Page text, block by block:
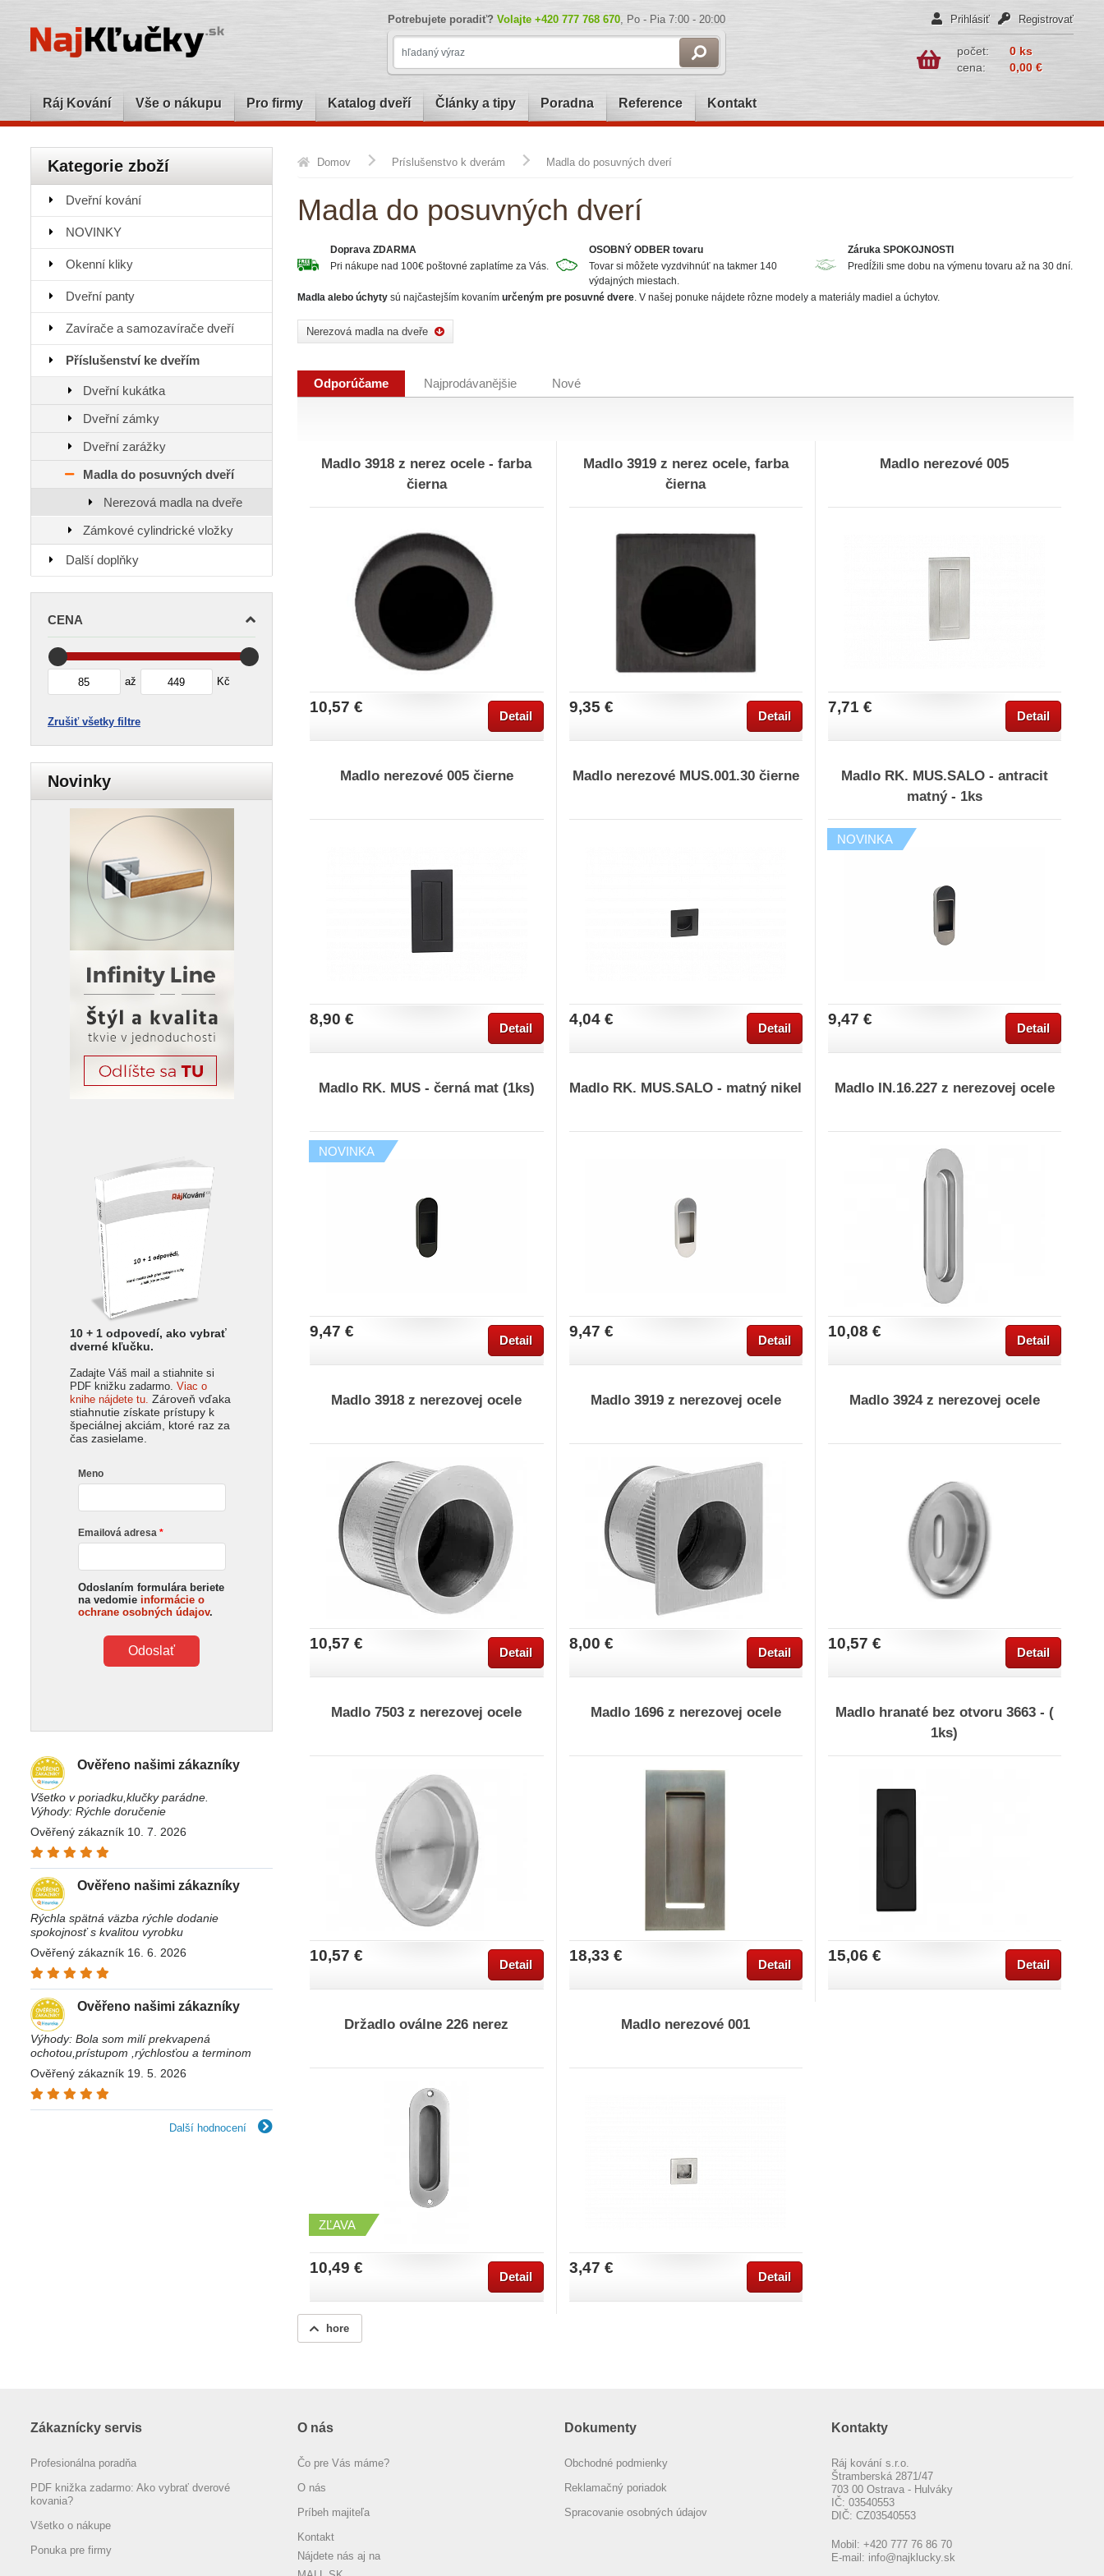
Potrebujete poradiť? Volajte +420 777 768 670, Po - Pia 7:00 - 20:00 Prihlásiť Registrovať
počet:
0 ks
cena:
0,00 €
Ráj Kování Vše o nákupu Pro firmy Katalog dveří Články a tipy Poradna Reference Kontakt
Kategorie zboží
Dveřní kování
NOVINKY
Okenní kliky
Dveřní panty
Zavírače a samozavírače dveří
Příslušenství ke dveřím
Dveřní kukátka
Dveřní zámky
Dveřní zarážky
Madla do posuvných dveří
Nerezová madla na dveře
Zámkové cylindrické vložky
Další doplňky
CENA
až Kč
Zrušiť všetky filtre
Novinky
10 + 1 odpovedí, ako vybrať
dverné kľučku.
Zadajte Váš mail a stiahnite si
PDF knižku zadarmo. Viac o
knihe nájdete tu. Zároveň vďaka
stiahnutie získate prístupy k
špeciálnej akciám, ktoré raz za
čas zasielame.
Meno
Emailová adresa
Odoslaním formulára beriete
na vedomie informácie o
ochrane osobných údajov.
Odoslať
Ověřeno našimi zákazníky
Všetko v poriadku,klučky parádne.
Výhody: Rýchle doručenie
Ověřený zákazník 10. 7. 2026
Ověřeno našimi zákazníky
Rýchla spätná väzba rýchle dodanie
spokojnosť s kvalitou vyrobku
Ověřený zákazník 16. 6. 2026
Ověřeno našimi zákazníky
Výhody: Bola som milí prekvapená
ochotou,prístupom ,rýchlosťou a terminom
Ověřený zákazník 19. 5. 2026
Další hodnocení
Domov Príslušenstvo k dverám Madla do posuvných dverí
Madla do posuvných dverí
Doprava ZDARMA
Pri nákupe nad 100€ poštovné zaplatíme za Vás.
OSOBNÝ ODBER tovaru
Tovar si môžete vyzdvihnúť na takmer 140
výdajných miestach.
Záruka SPOKOJNOSTI
Predĺžili sme dobu na výmenu tovaru až na 30 dní.
Madla alebo úchyty sú najčastejším kovaním určeným pre posuvné dvere. V našej ponuke nájdete rôzne modely a materiály madiel a úchytov.
Nerezová madla na dveře
Odporúčame Najprodávanějšie Nové
Madlo 3918 z nerez ocele - farba
čierna
10,57 €
Detail
Madlo 3919 z nerez ocele, farba
čierna
9,35 €
Detail
Madlo nerezové 005
7,71 €
Detail
Madlo nerezové 005 čierne
8,90 €
Detail
Madlo nerezové MUS.001.30 čierne
4,04 €
Detail
Madlo RK. MUS.SALO - antracit
matný - 1ks
NOVINKA
9,47 €
Detail
Madlo RK. MUS - černá mat (1ks)
NOVINKA
9,47 €
Detail
Madlo RK. MUS.SALO - matný nikel
9,47 €
Detail
Madlo IN.16.227 z nerezovej ocele
10,08 €
Detail
Madlo 3918 z nerezovej ocele
10,57 €
Detail
Madlo 3919 z nerezovej ocele
8,00 €
Detail
Madlo 3924 z nerezovej ocele
10,57 €
Detail
Madlo 7503 z nerezovej ocele
10,57 €
Detail
Madlo 1696 z nerezovej ocele
18,33 €
Detail
Madlo hranaté bez otvoru 3663 - (
1ks)
15,06 €
Detail
Držadlo oválne 226 nerez
ZĽAVA
10,49 €
Detail
Madlo nerezové 001
3,47 €
Detail
hore
Zákaznícky servis
Profesionálna poradňa
PDF knižka zadarmo: Ako vybrať dverové
kovania?
Všetko o nákupe
Ponuka pre firmy
O nás
Čo pre Vás máme?
O nás
Príbeh majiteľa
Kontakt
Nájdete nás aj na
Dokumenty
Obchodné podmienky
Reklamačný poriadok
Spracovanie osobných údajov
Kontakty
Ráj kování s.r.o.
Štramberská 2871/47
703 00 Ostrava - Hulváky
IČ: 03540553
DIČ: CZ03540553
Mobil: +420 777 76 86 70
E-mail: info@najklucky.sk